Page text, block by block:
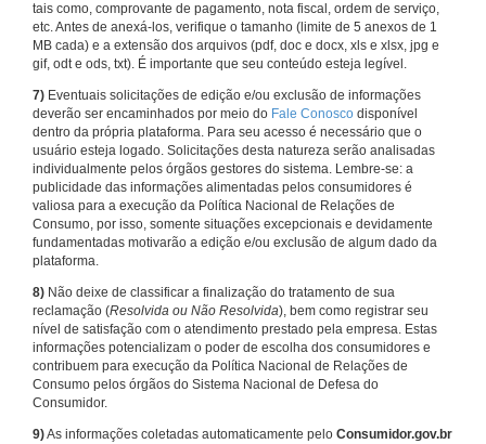
tais como, comprovante de pagamento, nota fiscal, ordem de serviço,
etc. Antes de anexá-los, verifique o tamanho (limite de 5 anexos de 1
MB cada) e a extensão dos arquivos (pdf, doc e docx, xls e xlsx, jpg e
gif, odt e ods, txt). É importante que seu conteúdo esteja legível.
7) Eventuais solicitações de edição e/ou exclusão de informações
deverão ser encaminhados por meio do Fale Conosco disponível
dentro da própria plataforma. Para seu acesso é necessário que o
usuário esteja logado. Solicitações desta natureza serão analisadas
individualmente pelos órgãos gestores do sistema. Lembre-se: a
publicidade das informações alimentadas pelos consumidores é
valiosa para a execução da Política Nacional de Relações de
Consumo, por isso, somente situações excepcionais e devidamente
fundamentadas motivarão a edição e/ou exclusão de algum dado da
plataforma.
8) Não deixe de classificar a finalização do tratamento de sua
reclamação (Resolvida ou Não Resolvida), bem como registrar seu
nível de satisfação com o atendimento prestado pela empresa. Estas
informações potencializam o poder de escolha dos consumidores e
contribuem para execução da Política Nacional de Relações de
Consumo pelos órgãos do Sistema Nacional de Defesa do
Consumidor.
9)As informações coletadas automaticamente pelo Consumidor.gov.br